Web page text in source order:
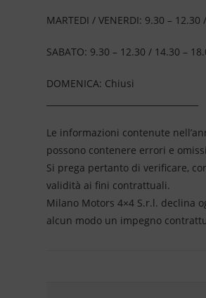
MARTEDI / VENERDI: 9.30 – 12.30
SABATO: 9.30 – 12.30 / 14.30 –
DOMENICA: Chiusi
Le informazioni contenute
possono contenere errori e
Si prega pertanto di verificare,
validità ai fini contrattuali.
Milano Motors 4×4 S.r.l. declina
alcun modo un impegno